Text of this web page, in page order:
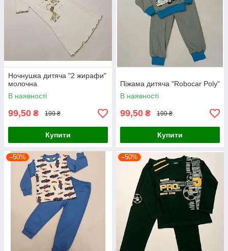
Ночнушка дитяча "2 жирафи"
молочна
В наявності
99,50 ₴ 199 ₴
Купити
Піжама дитяча "Robocar Poly"
В наявності
99,50 ₴ 199 ₴
Купити
–50% –50%